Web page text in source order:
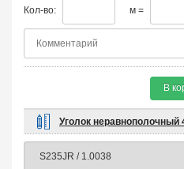
Кол-во: м =
В
Уголок неравнополочный